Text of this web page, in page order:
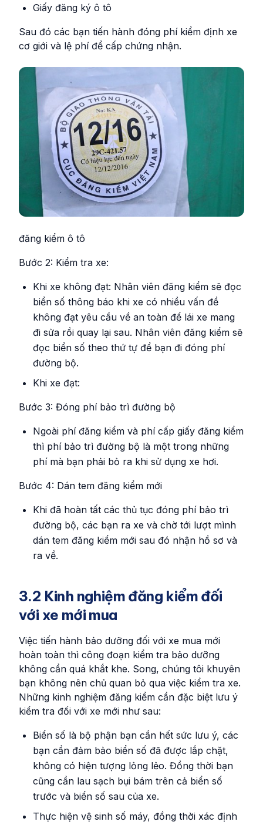
Giấy đăng ký ô tô
Sau đó các bạn tiến hành đóng phí kiểm định xe
cơ giới và lệ phí để cấp chứng nhận.
đăng kiểm ô tô
Bước 2: Kiểm tra xe:
Khi xe không đạt: Nhân viên đăng kiểm sẽ đọc
biển số thông báo khi xe có nhiều vấn đề
không đạt yêu cầu về an toàn để lái xe mang
đi sửa rồi quay lại sau. Nhân viên đăng kiểm sẽ
đọc biển số theo thứ tự để bạn đi đóng phí
đường bộ.
Khi xe đạt:
Bước 3: Đóng phí bảo trì đường bộ
Ngoài phí đăng kiểm và phí cấp giấy đăng kiểm
thì phí bảo trì đường bộ là một trong những
phí mà bạn phải bỏ ra khi sử dụng xe hơi.
Bước 4: Dán tem đăng kiểm mới
Khi đã hoàn tất các thủ tục đóng phí bảo trì
đường bộ, các bạn ra xe và chờ tới lượt mình
dán tem đăng kiểm mới sau đó nhận hồ sơ và
ra về.
3.2 Kinh nghiệm đăng kiểm đối
với xe mới mua
Việc tiến hành bảo dưỡng đối với xe mua mới
hoàn toàn thì công đoạn kiểm tra bảo dưỡng
không cần quá khắt khe. Song, chúng tôi khuyên
bạn không nên chủ quan bỏ qua việc kiểm tra xe.
Những kinh nghiệm đăng kiểm cần đặc biệt lưu ý
kiểm tra đối với xe mới như sau:
Biển số là bộ phận bạn cần hết sức lưu ý, các
bạn cần đảm bảo biển số đã được lắp chặt,
không có hiện tượng lỏng lẻo. Đồng thời bạn
cũng cần lau sạch bụi bám trên cả biển số
trước và biển số sau của xe.
Thực hiện vệ sinh số máy, đồng thời xác định